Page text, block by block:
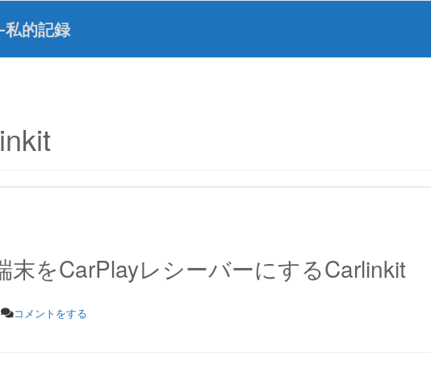
私的記録
末をCarPlayレシーバーにするCarlinkit
コメントをする